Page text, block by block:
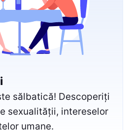
sălbatică! Descoperiți
sexualității, intereselor
umane.